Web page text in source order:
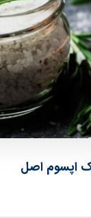
اپسوم اصل